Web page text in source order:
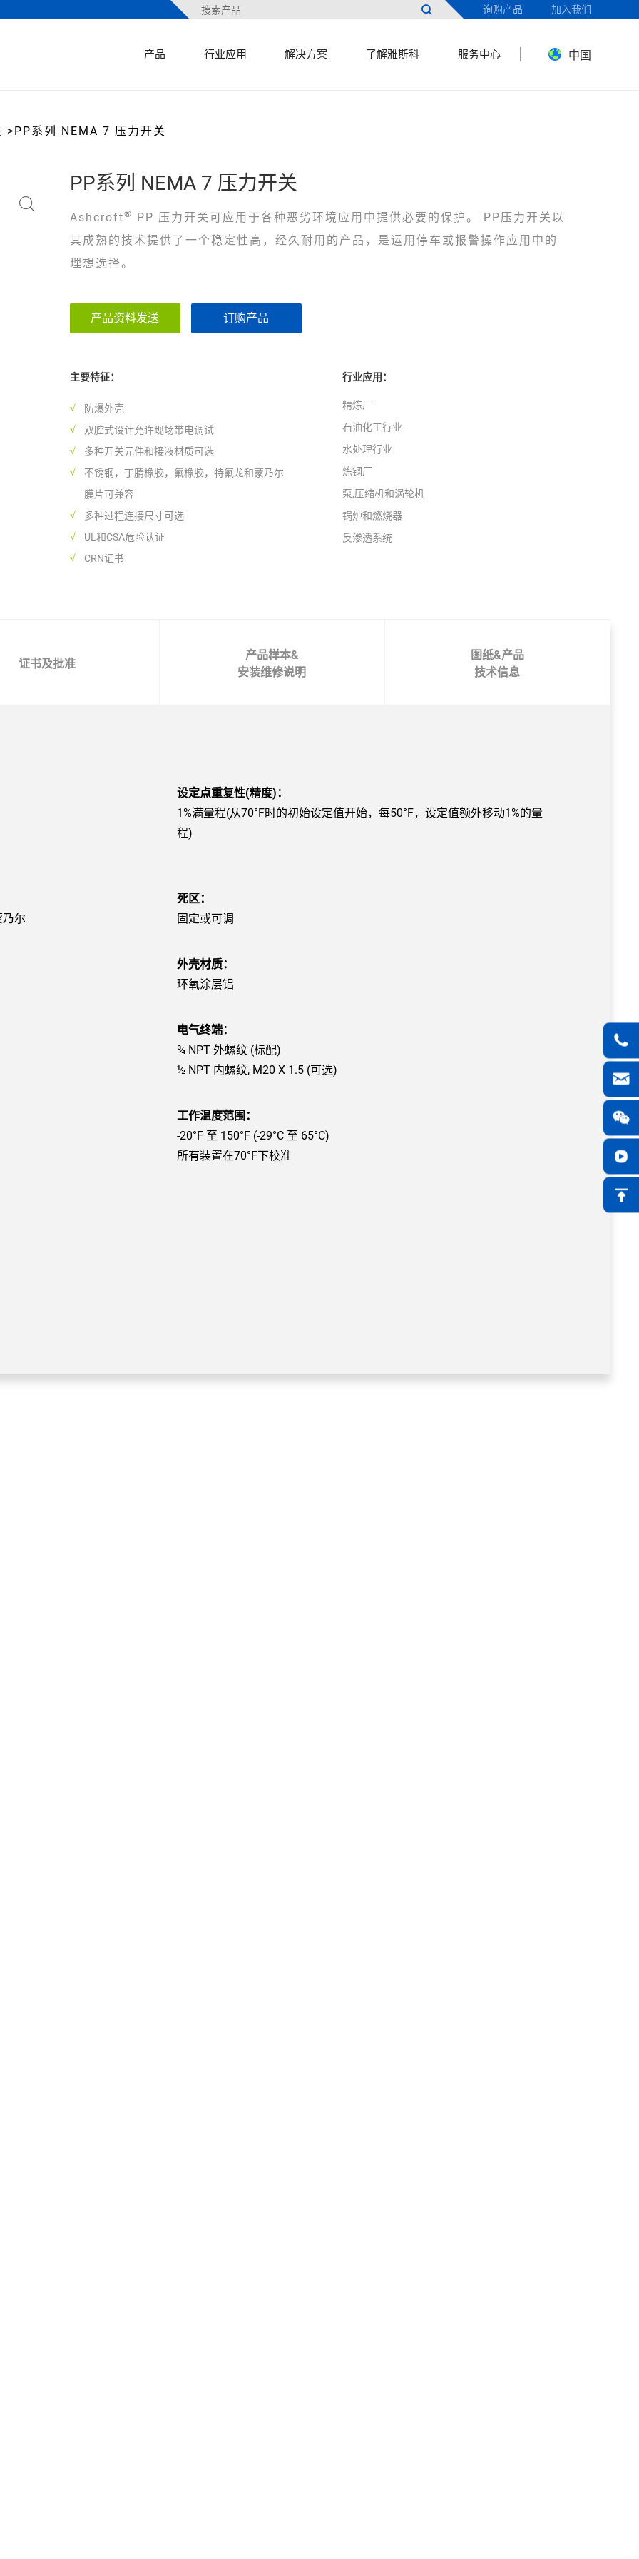
 询购产品 加入我们
产品 行业应用 解决方案 了解雅斯科 服务中心 中国
>PP系列 NEMA 7 压力开关
PP系列 NEMA 7 压力开关
Ashcroft®
PP 压力开关可应用于各种恶劣环境应用中提供必要的保护。 PP压力开关以
其成熟的技术提供了一个稳定性高，经久耐用的产品，是运用停车或报警操作应用中的
理想选择。
产品资料发送 订购产品
主要特征：
防爆外壳
双腔式设计允许现场带电调试
多种开关元件和接液材质可选
不锈钢，丁腈橡胶，氟橡胶，特氟龙和蒙乃尔
膜片可兼容
多种过程连接尺寸可选
UL和CSA危险认证
CRN证书
行业应用：
精炼厂
石油化工行业
水处理行业
炼钢厂
泵,压缩机和涡轮机
锅炉和燃烧器
反渗透系统
证书及批准
产品样本&
安装维修说明
图纸&产品
技术信息
设定点重复性(精度)：
1%满量程(从70°F时的初始设定值开始，每50°F，设定值额外移动1%的量
程)
尔
死区：
固定或可调
外壳材质：
环氧涂层铝
电气终端：
¾ NPT 外螺纹 (标配)
½ NPT 内螺纹, M20 X 1.5 (可选)
工作温度范围：
-20°F 至 150°F (-29°C 至 65°C)
所有装置在70°F下校准